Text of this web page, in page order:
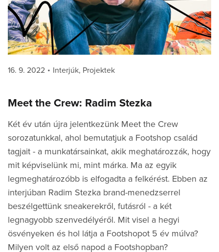
Posted
16. 9. 2022 Categories
Interjúk, Projektek
Meet the Crew: Radim Stezka
Két év után újra jelentkezünk Meet the Crew
sorozatunkkal, ahol bemutatjuk a Footshop család
tagjait - a munkatársainkat, akik meghatározzák, hogy
mit képviselünk mi, mint márka. Ma az egyik
legmeghatározóbb is elfogadta a felkérést. Ebben az
interjúban Radim Stezka brand-menedzserrel
beszélgettünk sneakerekről, futásról - a két
legnagyobb szenvedélyéről. Mit visel a hegyi
ösvényeken és hol látja a Footshopot 5 év múlva?
Milyen volt az első napod a Footshopban?